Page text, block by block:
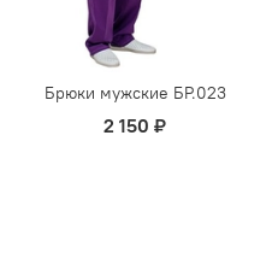
Брюки мужские БР.023
2 150 ₽